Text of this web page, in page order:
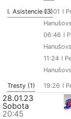
I. Asistencie (3)
03:01 I
06:46 I
11:24 I
Tresty (1) 19:26 I
28.01.23
Sobota
20:45